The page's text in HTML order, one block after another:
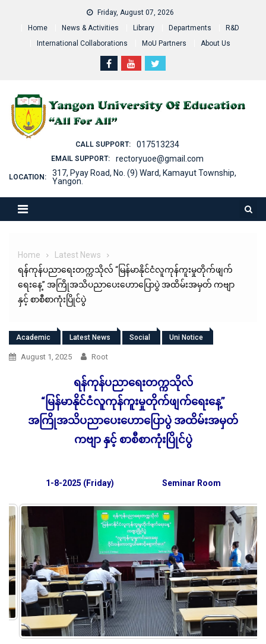
Friday, August 07, 2026
Home
News & Activities Library Departments
R&D
International Collaborations
MoU Partners About Us
CALL SUPPORT: 017513234
EMAIL SUPPORT: rectoryuoe@gmail.com
LOCATION:
317, Pyay Road, No. (9) Ward, Kamayut Township,
Yangon.
Home
Latest News
ရန်ကုန်ပညာရေးတက္ကသိုလ် “မြန်မာနိုင်ငံလူကုန်ကူးမှုတိုက်ဖျက်
ရေးနေ့” အကြိုအသိပညာပေးဟောပြောပွဲ အထိမ်းအမှတ် ကဗျာ
နှင့် စာစီစာကုံးပြိုင်ပွဲ
Academic Latest News Social Uni Notice
August 1, 2025 Root
ရန်ကုန်ပညာရေးတက္ကသိုလ်
“မြန်မာနိုင်ငံလူကုန်ကူးမှုတိုက်ဖျက်ရေးနေ့”
အကြိုအသိပညာပေးဟောပြောပွဲ အထိမ်းအမှတ်
ကဗျာ နှင့် စာစီစာကုံးပြိုင်ပွဲ
1-8-2025 (Friday) Seminar Room